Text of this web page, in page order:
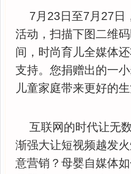
7月23日至7月27日
活动，扫描下图二维
间，时尚育儿全媒体
支持。您捐赠出的一
儿童家庭带来更好的
互联网的时代让无
渐强大让短视频越发
意营销？母婴自媒体